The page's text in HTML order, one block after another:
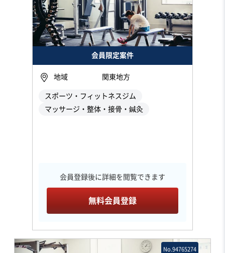
会員限定案件
地域 関東地方
スポーツ・フィットネスジム
マッサージ・整体・接骨・鍼灸
会員登録後に詳細を閲覧できます
無料会員登録
No.94765274